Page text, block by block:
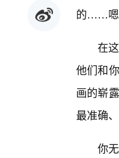
的……嗯
在
他们和
画的崭
最准确
你